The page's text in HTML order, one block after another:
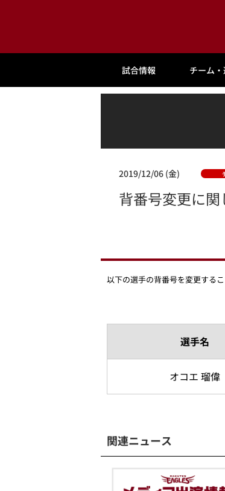
試合情報 チーム
2019/12/06 (金)
背番号変更に関
以下の選手の背番号を変更する
選手名
オコエ 瑠偉
関連ニュース